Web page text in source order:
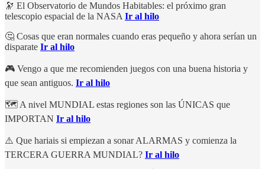
🔭 El Observatorio de Mundos Habitables: el próximo gran
telescopio espacial de la NASAIr al hilo
🤔 Cosas que eran normales cuando eras pequeño y ahora serían un
disparate Ir al hilo
🎮 Vengo a que me recomienden juegos con una buena historia y
que sean antiguos. Ir al hilo
🗺️ A nivel MUNDIAL estas regiones son las ÚNICAS que
IMPORTAN Ir al hilo
⚠️ Que hariais si empiezan a sonar ALARMAS y comienza la
TERCERA GUERRA MUNDIAL? Ir al hilo